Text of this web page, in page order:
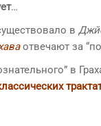
… ​
в
отвечают за
в